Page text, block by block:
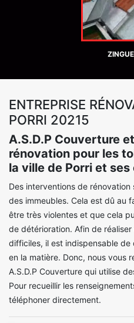
ENTREPRISE
PORRI 20215
A.S.D.P Couverture
rénovation pour les
la ville de Porri et ses
Des interventions de
des immeubles. Cela est dû au
être très violentes et que cela
de détérioration. Afin de
difficiles, il est indispensable
en la matière. Donc, nous vous
A.S.D.P Couverture qui utilise
Pour recueillir les
téléphoner directement.